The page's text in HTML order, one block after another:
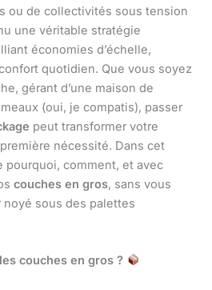
ou de collectivités sous tension
une véritable stratégie
économies d’échelle,
quotidien. Que vous soyez
gérant d’une maison de
(oui, je compatis), passer
peut transformer votre
nécessité. Dans cet
pourquoi, comment, et avec
couches en gros, sans vous
sous des palettes
couches en gros ?